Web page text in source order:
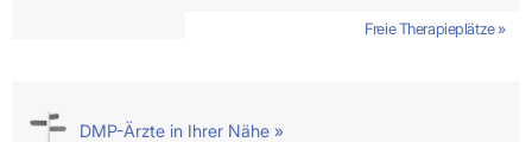
Freie Therapieplätze »
DMP-Ärzte in Ihrer Nähe »